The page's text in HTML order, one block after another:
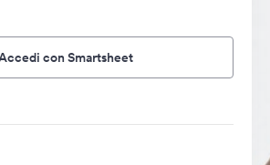
con Smartsheet